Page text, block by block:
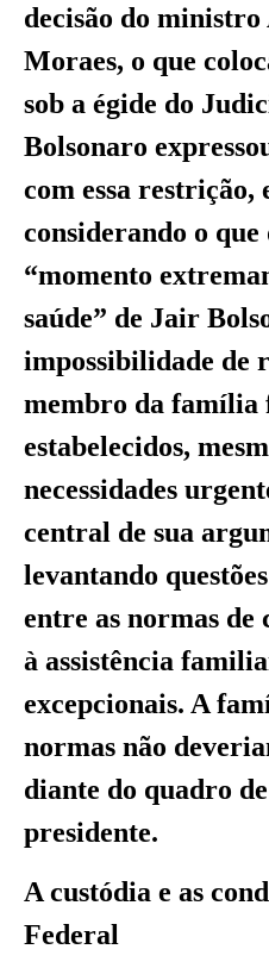
decisão do
Moraes, o que
sob a égide do
Bolsonaro
com essa restrição,
considerando o que
“momento
saúde” de Jair
impossibilidade de
membro da família
estabelecidos,
necessidades
central de sua
levantando
entre as normas de
à assistência
excepcionais. A
normas não
diante do quadro
presidente.
A custódia e as
Federal